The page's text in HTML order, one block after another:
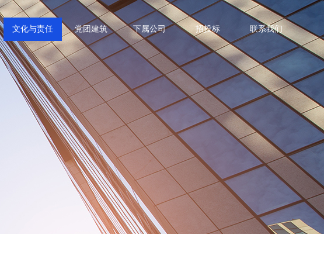
文化与责任 党团建筑 下属公司 招投标 联系我们